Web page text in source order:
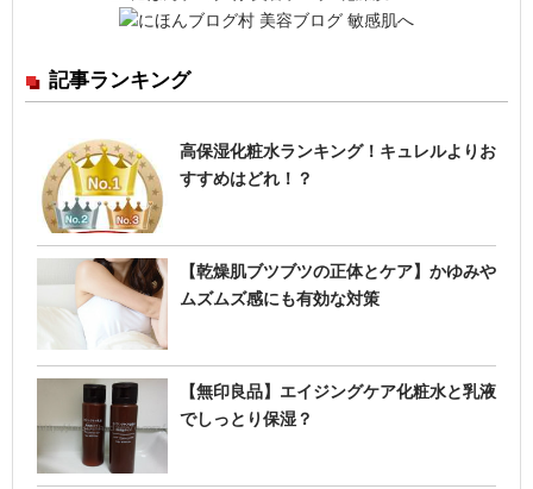
の 記事ランキング
高保湿化粧水ランキング！キュレルよりお
すすめはどれ！？
【乾燥肌ブツブツの正体とケア】かゆみや
ムズムズ感にも有効な対策
【無印良品】エイジングケア化粧水と乳液
でしっとり保湿？